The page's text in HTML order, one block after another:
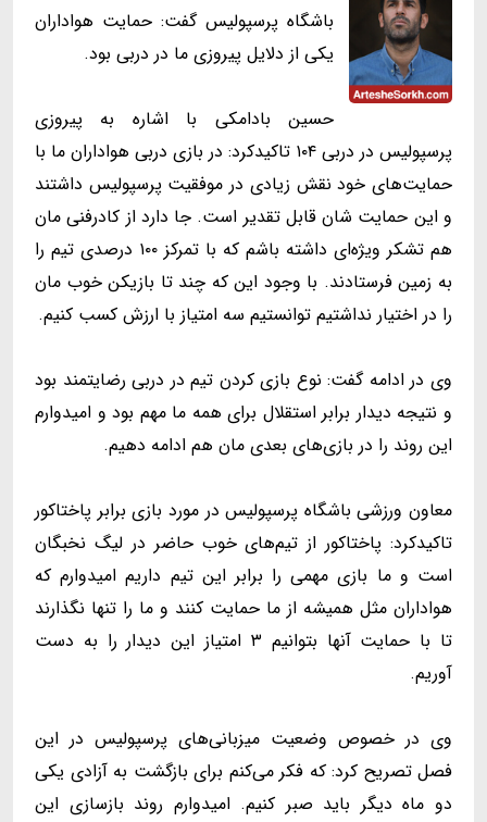
باشگاه پرسپولیس گفت: حمایت هواداران
یکی از دلایل پیروزی ما در دربی بود.
حسین بادامکی با اشاره به پیروزی
پرسپولیس در دربی ۱۰۴ تاکیدکرد: در بازی دربی هواداران ما با
حمایت‌های خود نقش زیادی در موفقیت پرسپولیس داشتند
و این حمایت شان قابل تقدیر است. جا دارد از کادرفنی مان
هم تشکر ویژه‌ای داشته باشم که با تمرکز ۱۰۰ درصدی تیم را
به زمین فرستادند. با وجود این که چند تا بازیکن خوب مان
را در اختیار نداشتیم توانستیم سه امتیاز با ارزش کسب کنیم.
وی در ادامه گفت: نوع بازی کردن تیم در دربی رضایتمند بود
و نتیجه دیدار برابر استقلال برای همه ما مهم بود و امیدوارم
این روند را در بازی‌های بعدی مان هم ادامه دهیم.
معاون ورزشی باشگاه پرسپولیس در مورد بازی برابر پاختاکور
تاکیدکرد: پاختاکور از تیم‌های خوب حاضر در لیگ نخبگان
است و ما بازی مهمی را برابر این تیم داریم امیدوارم که
هواداران مثل همیشه از ما حمایت کنند و ما را تنها نگذارند
تا با حمایت آنها بتوانیم ۳ امتیاز این دیدار را به دست
آوریم.
وی در خصوص وضعیت میزبانی‌های پرسپولیس در این
فصل تصریح کرد: که فکر می‌کنم برای بازگشت به آزادی یکی
دو ماه دیگر باید صبر کنیم. امیدوارم روند بازسازی این